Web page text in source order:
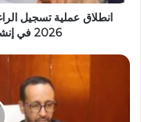
انطلاق عملية تسجيل
2026 في إنشيري وأنحاء موريتاتيا